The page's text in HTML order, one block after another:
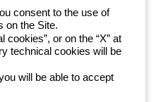
consent to the use of
on the Site.
cookies”, or on the “X” at
technical cookies will be
will be able to accept